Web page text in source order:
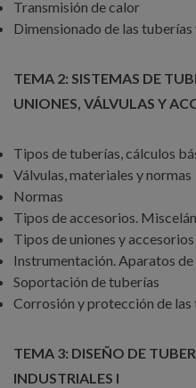
Transmisión de calor
Dimensionado de las
TEMA 2: SISTEMAS DE
UNIONES, VÁLVULAS Y
Tipos de tuberías, cálculos
Válvulas, materiales y normas
Normas
Tipos de accesorios.
Tipos de uniones y accesorios
Instrumentación. Aparatos
Soportación de tuberías
Corrosión y protección de
TEMA 3: DISEÑO DE
INDUSTRIALES I